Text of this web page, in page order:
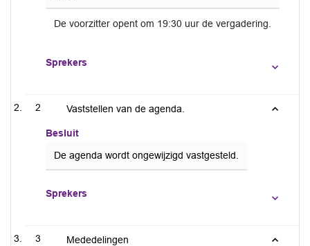
De voorzitter opent om 19:30 uur de vergadering.
Sprekers
2 Vaststellen van de agenda.
Besluit
De agenda wordt ongewijzigd vastgesteld.
Sprekers
3 Mededelingen